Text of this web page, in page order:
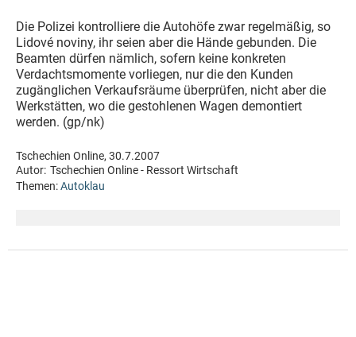
Die Polizei kontrolliere die Autohöfe zwar regelmäßig, so
Lidové noviny, ihr seien aber die Hände gebunden. Die
Beamten dürfen nämlich, sofern keine konkreten
Verdachtsmomente vorliegen, nur die den Kunden
zugänglichen Verkaufsräume überprüfen, nicht aber die
Werkstätten, wo die gestohlenen Wagen demontiert
werden. (gp/nk)
Tschechien Online, 30.7.2007
Autor: Tschechien Online - Ressort Wirtschaft
Themen:Autoklau